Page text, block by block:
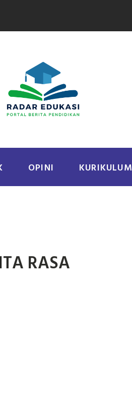
OPINI KURIKULUM
RASA